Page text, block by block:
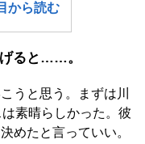
から読む
ると……。
うと思う。まずは川
素晴らしかった。彼
めたと言っていい。